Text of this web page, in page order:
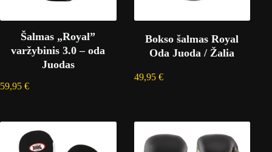
Šalmas „Royal”
varžybinis 3.0 – oda
Juodas
59,95 €
Bokso šalmas Royal
Oda Juoda / Žalia
49,95 €